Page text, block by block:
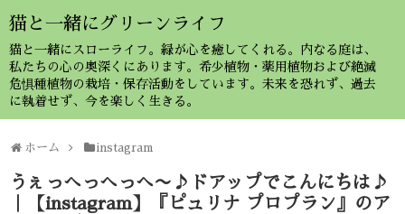
猫と一緒にグリーンライフ
猫と一緒にスローライフ。緑が心を癒してくれる。内なる庭は、
私たちの心の奥深くにあります。希少植物・薬用植物および絶滅
危惧種植物の栽培・保存活動をしています。未来を恐れず、過去
に執着せず、今を楽しく生きる。
ホーム instagram
うぇっへっへっへ〜♪ドアップでこんにちは♪
｜【instagram】『ピュリナ プロプラン』のア